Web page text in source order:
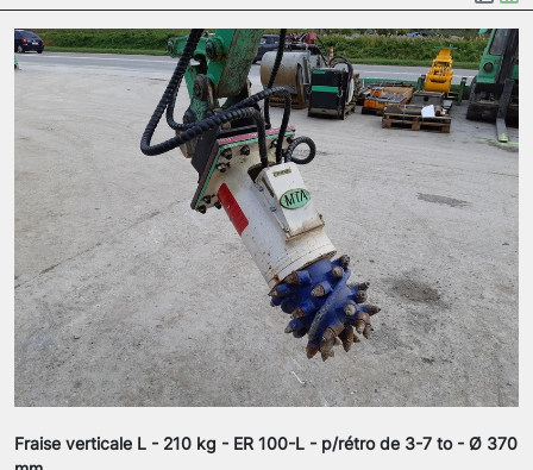
Fraise verticale L - 210 kg - ER 100-L - p/rétro de 3-7 to - Ø 370